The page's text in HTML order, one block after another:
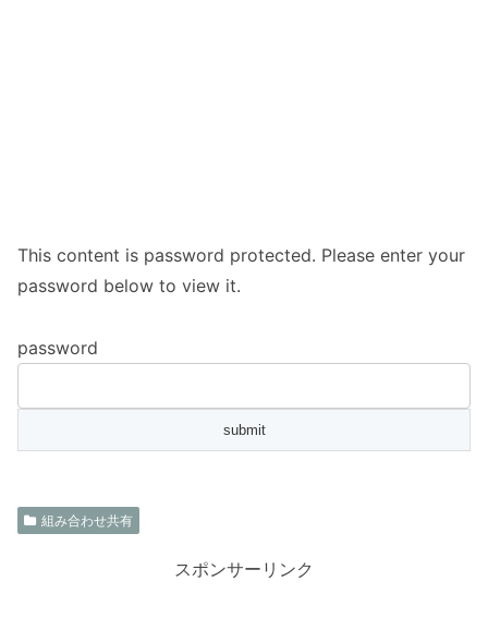
This content is password protected. Please enter your
password below to view it.
password
組み合わせ共有
スポンサーリンク